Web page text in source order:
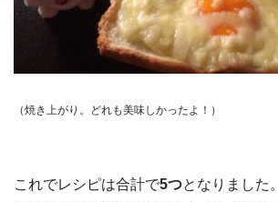
（焼き上がり。どれも美味しかったよ！）
これでレシピは合計で5つとなりました。